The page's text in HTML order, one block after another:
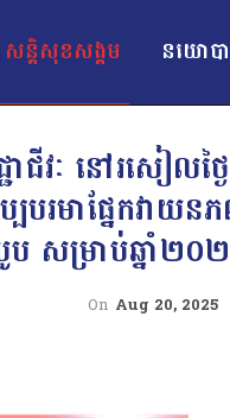
សន្តិសុខសង្គម នយោប
ាជីវៈ នៅរសៀល
ប្បបរមាផ្នែកវ
ប សម្រាប់ឆ្នាំ២
On Aug 20, 2025